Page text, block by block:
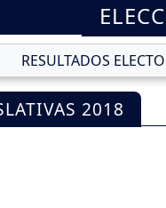
RESULTADOS
2018